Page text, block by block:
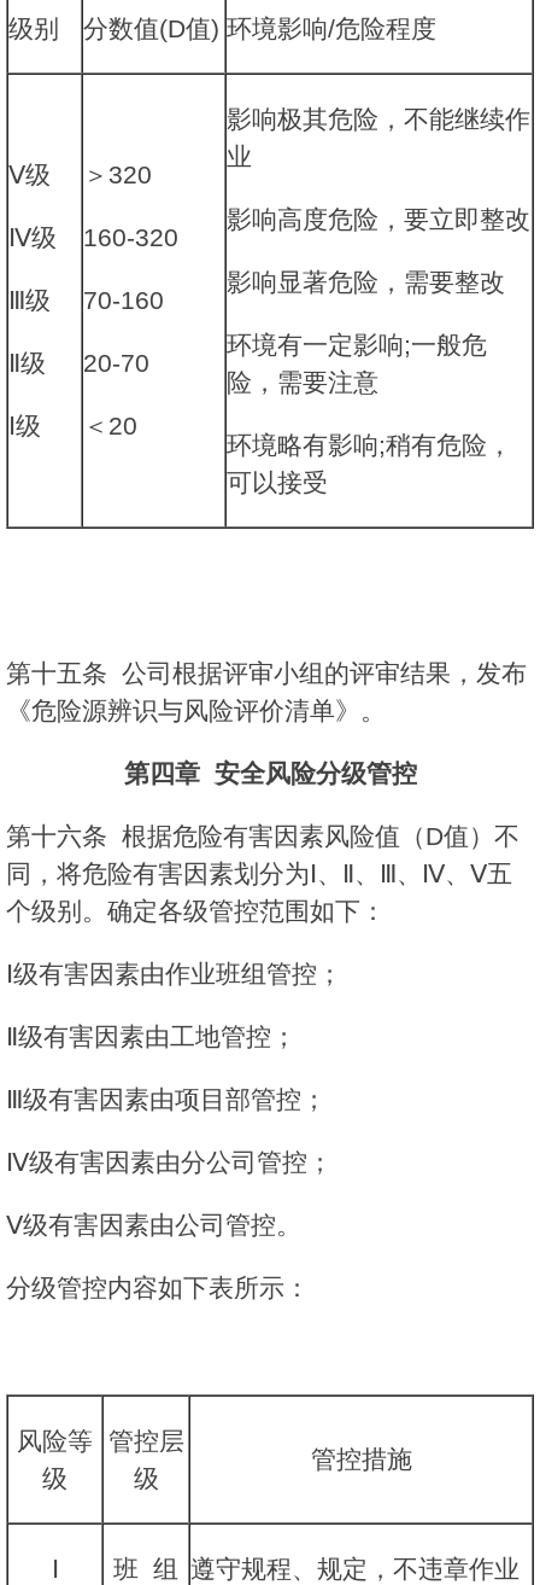
级别 分数值(D值) 环境影响/危险程度
Ⅴ级
Ⅳ级
Ⅲ级
Ⅱ级
Ⅰ级
＞320
160-320
70-160
20-70
＜20
影响极其危险，不能继续作
业
影响高度危险，要立即整改
影响显著危险，需要整改
环境有一定影响;一般危
险，需要注意
环境略有影响;稍有危险，
可以接受
第十五条 公司根据评审小组的评审结果，发布
《危险源辨识与风险评价清单》。
第四章 安全风险分级管控
第十六条 根据危险有害因素风险值（D值）不
同，将危险有害因素划分为Ⅰ、Ⅱ、Ⅲ、Ⅳ、Ⅴ五
个级别。确定各级管控范围如下：
Ⅰ级有害因素由作业班组管控；
Ⅱ级有害因素由工地管控；
Ⅲ级有害因素由项目部管控；
Ⅳ级有害因素由分公司管控；
Ⅴ级有害因素由公司管控。
分级管控内容如下表所示：
风险等
级
管控层
级
管控措施
Ⅰ 班 组 遵守规程、规定，不违章作业